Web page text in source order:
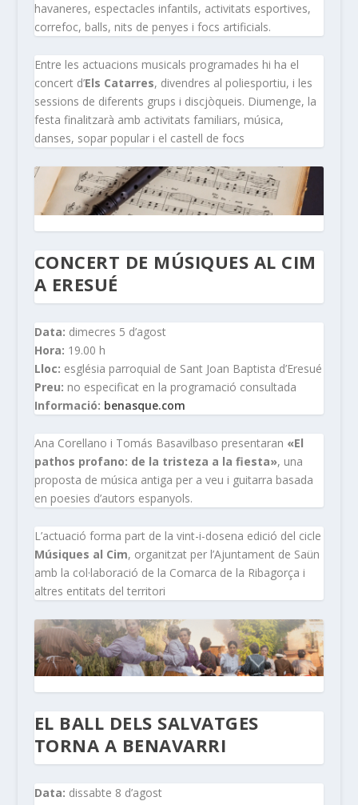
havaneres, espectacles infantils, activitats esportives,
correfoc, balls, nits de penyes i focs artificials.
Entre les actuacions musicals programades hi ha el
concert d’Els Catarres, divendres al poliesportiu, i les
sessions de diferents grups i discjòqueis. Diumenge, la
festa finalitzarà amb activitats familiars, música,
danses, sopar popular i el castell de focs
CONCERT DE MÚSIQUES AL CIM
A ERESUÉ
Data: dimecres 5 d’agost
Hora: 19.00 h
Lloc: església parroquial de Sant Joan Baptista d’Eresué
Preu: no especificat en la programació consultada
Informació: benasque.com
Ana Corellano i Tomás Basavilbaso presentaran «El
pathos profano: de la tristeza a la fiesta», una
proposta de música antiga per a veu i guitarra basada
en poesies d’autors espanyols.
L’actuació forma part de la vint-i-dosena edició del cicle
Músiques al Cim, organitzat per l’Ajuntament de Saün
amb la col·laboració de la Comarca de la Ribagorça i
altres entitats del territori
EL BALL DELS SALVATGES
TORNA A BENAVARRI
Data: dissabte 8 d’agost